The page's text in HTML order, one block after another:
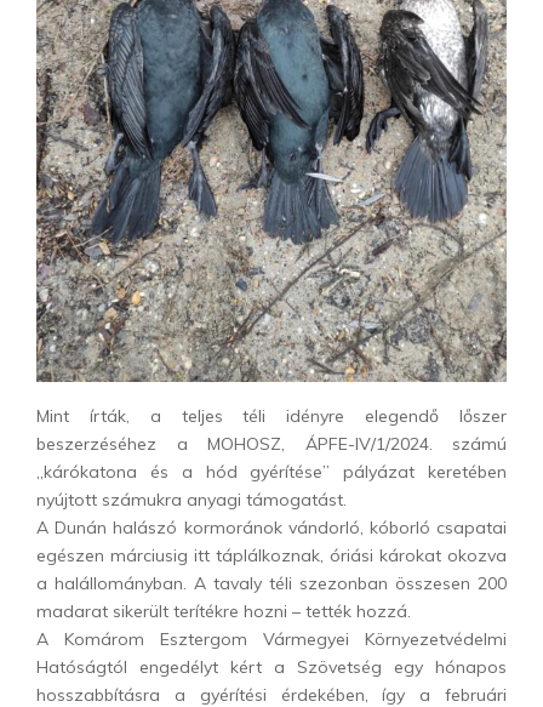
Mint írták, a teljes téli idényre elegendő lőszer
beszerzéséhez a MOHOSZ, ÁPFE-IV/1/2024. számú
„kárókatona és a hód gyérítése” pályázat keretében
nyújtott számukra anyagi támogatást.
A Dunán halászó kormoránok vándorló, kóborló csapatai
egészen márciusig itt táplálkoznak, óriási károkat okozva
a halállományban. A tavaly téli szezonban összesen 200
madarat sikerült terítékre hozni – tették hozzá.
A Komárom Esztergom Vármegyei Környezetvédelmi
Hatóságtól engedélyt kért a Szövetség egy hónapos
hosszabbításra a gyérítési érdekében, így a februári